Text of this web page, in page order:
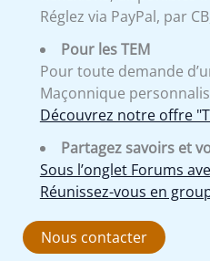
Réglez via PayPal, par
Pour les TEM
Pour toute demande
Maçonnique
Découvrez notre offre
Partagez savoirs et
Sous l’onglet Forums
Réunissez-vous en
Nous contacter